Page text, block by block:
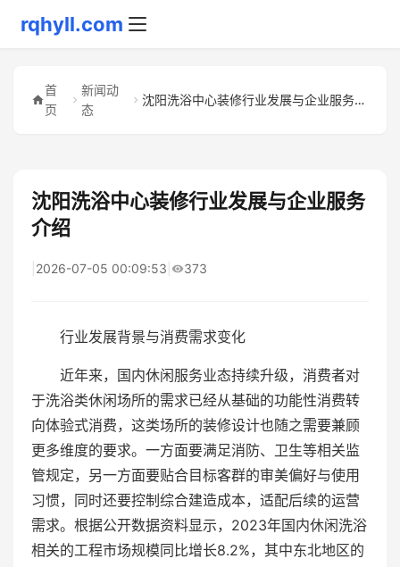
rqhyll.com
首
页
新闻动
态
沈阳洗浴中心装修行业发展与企业服务介绍
沈阳洗浴中心装修行业发展与企业服务
介绍
2026-07-05 00:09:53 373
行业发展背景与消费需求变化
近年来，国内休闲服务业态持续升级，消费者对
于洗浴类休闲场所的需求已经从基础的功能性消费转
向体验式消费，这类场所的装修设计也随之需要兼顾
更多维度的要求。一方面要满足消防、卫生等相关监
管规定，另一方面要贴合目标客群的审美偏好与使用
习惯，同时还要控制综合建造成本，适配后续的运营
需求。根据公开数据资料显示，2023年国内休闲洗浴
相关的工程市场规模同比增长8.2%，其中东北地区的